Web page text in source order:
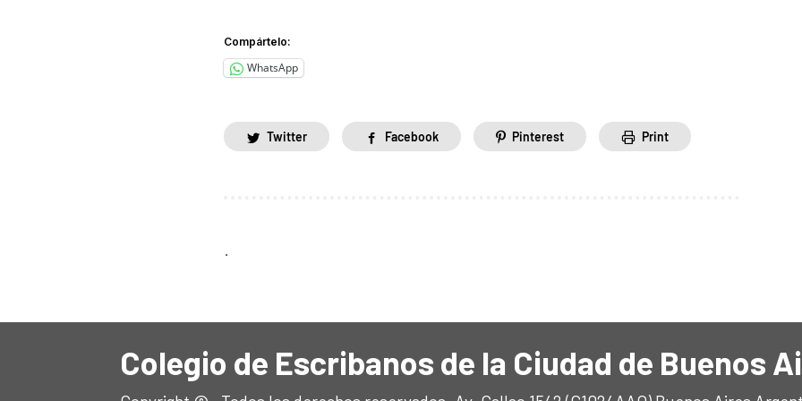
Compártelo:
WhatsApp
Twitter Facebook Pinterest Print
.
Colegio de Escribanos de la Ciudad de Buenos